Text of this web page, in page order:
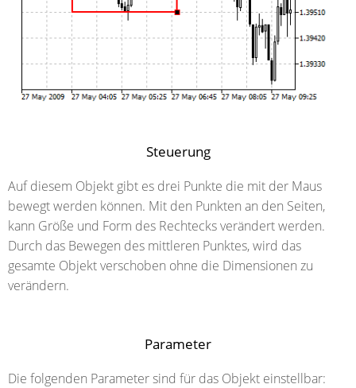
Steuerung
Auf diesem Objekt gibt es drei Punkte die mit der Maus
bewegt werden können. Mit den Punkten an den Seiten,
kann Größe und Form des Rechtecks verändert werden.
Durch das Bewegen des mittleren Punktes, wird das
gesamte Objekt verschoben ohne die Dimensionen zu
verändern.
Parameter
Die folgenden Parameter sind für das Objekt einstellbar: